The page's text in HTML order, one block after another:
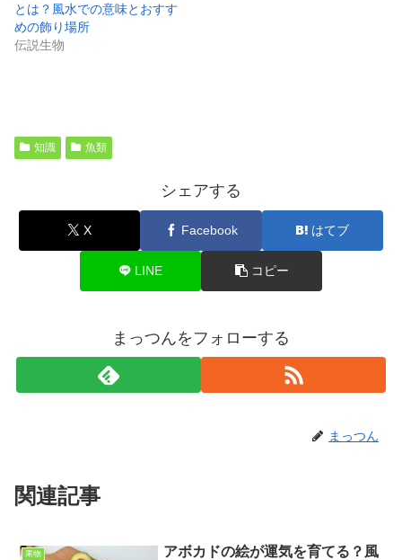
とは？風水での意味とおすす
めの飾り場所
伝説生物
知識 魚類
シェアする
X Facebook はてブ
LINE コピー
まっつんをフォローする
まっつん
関連記事
果物
アボカドの絵が運気を育てる？風